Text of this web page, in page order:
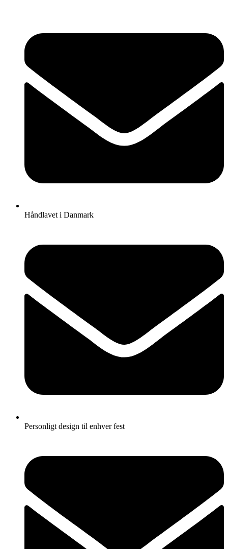
Håndlavet i Danmark
Personligt design til enhver fest